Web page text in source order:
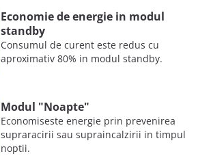
Economie de energie in modul
standby
Consumul de curent este redus cu
aproximativ 80% in modul standby.
Modul "Noapte"
Economiseste energie prin prevenirea
supraracirii sau supraincalzirii in timpul
noptii.